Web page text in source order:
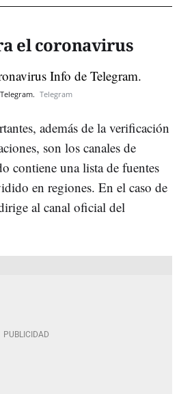
el coronavirus
Telegram
además de la verificación
son los canales de
contiene una lista de fuentes
en regiones. En el caso de
al canal oficial del